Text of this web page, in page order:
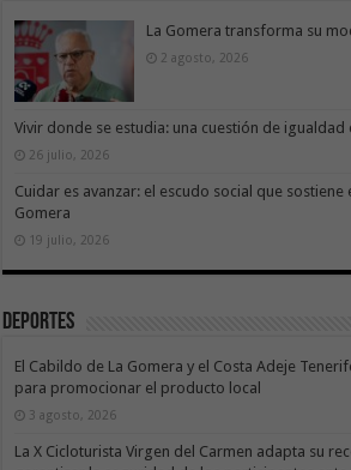
La Gomera transforma su
2 agosto, 2026
Vivir donde se estudia: una cuestión de igualdad
26 julio, 2026
Cuidar es avanzar: el escudo social que
Gomera
19 julio, 2026
Deportes
El Cabildo de La Gomera y el Costa Adeje
para promocionar el producto local
3 agosto, 2026
La X Cicloturista Virgen del Carmen adapta su